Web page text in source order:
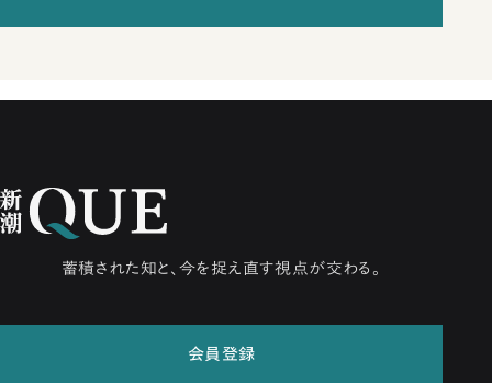
蓄積された知と、今を捉え直す視点が交わる。
会員登録